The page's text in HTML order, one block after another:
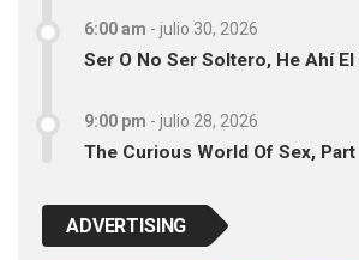
6:00 am - julio 30, 2026
Ser O No Ser Soltero, He Ahí El
9:00 pm - julio 28, 2026
The Curious World Of Sex,
ADVERTISING